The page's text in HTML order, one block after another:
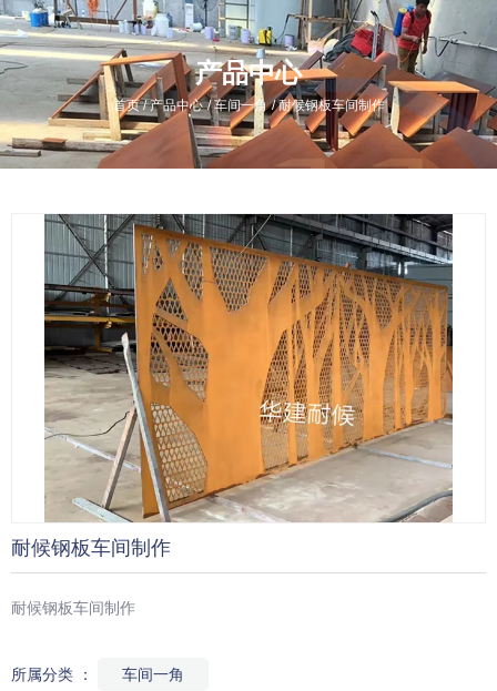
产品中心
首页/产品中心 /车间一角 /耐候钢板车间制作
耐候钢板车间制作
耐候钢板车间制作
所属分类 ：
车间一角